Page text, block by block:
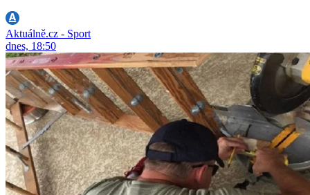
Aktuálně.cz - Sport
dnes, 18:50